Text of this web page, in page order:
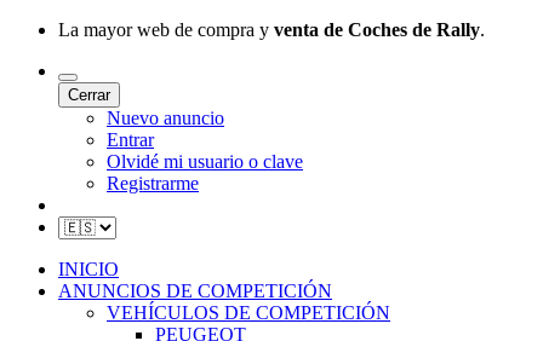
La mayor web de compra y venta de Coches de Rally.
Cerrar
Nuevo anuncio
Entrar
Olvidé mi usuario o clave
Registrarme
INICIO
ANUNCIOS DE COMPETICIÓN
VEHÍCULOS DE COMPETICIÓN
PEUGEOT